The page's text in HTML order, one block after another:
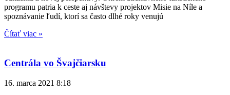
programu patria k ceste aj návštevy projektov Misie na Níle a
spoznávanie ľudí, ktorí sa často dlhé roky venujú
Čítať viac »
Centrála vo Švajčiarsku
16. marca 2021 8:18